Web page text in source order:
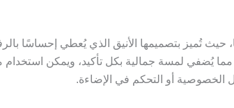
حيث تُميز بتصميمها الأنيق الذي يُعطي إحساسًا
يُضفي لمسة جمالية بكل تأكيد، ويمكن
الخصوصية أو التحكم في الإضاءة.